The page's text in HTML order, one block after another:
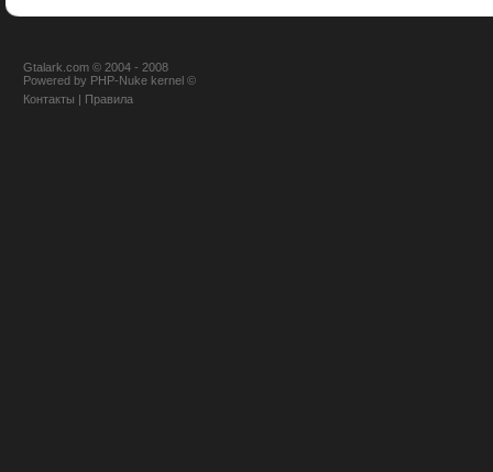
Gtalark.com © 2004 - 2008
Powered by PHP-Nuke kernel ©
Контакты | Правила